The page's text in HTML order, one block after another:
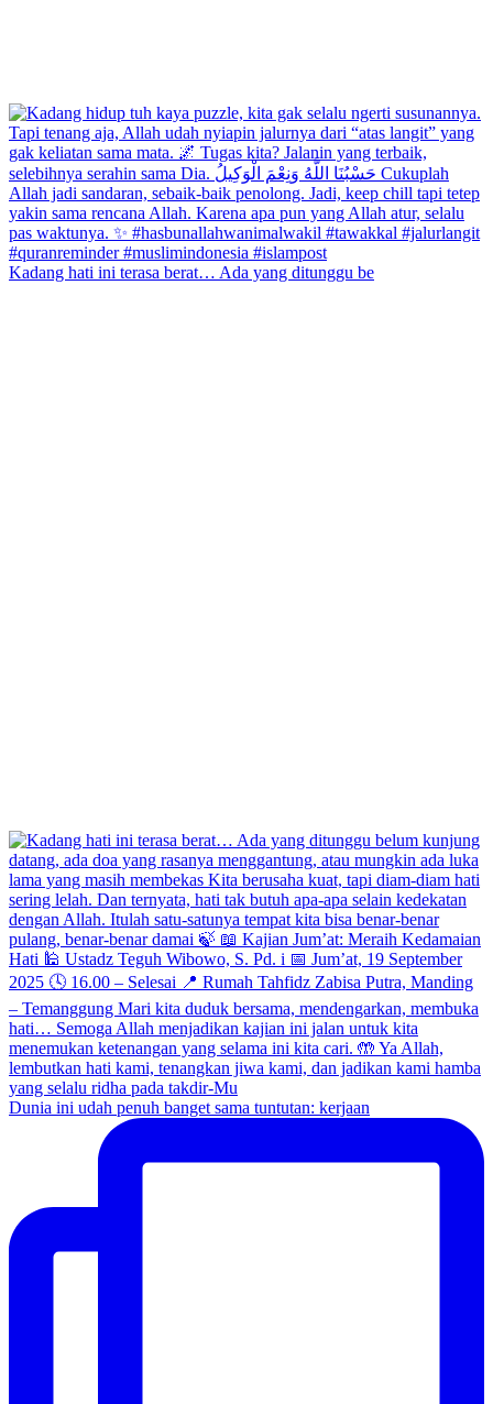
Kadang hati ini terasa berat… Ada yang ditunggu be
Dunia ini udah penuh banget sama tuntutan: kerjaan